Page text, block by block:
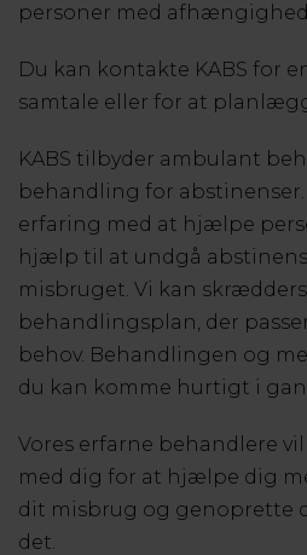
personer med
Du kan kontakte KABS for
samtale eller for at
KABS tilbyder ambulant
behandling for
erfaring med at hjælpe
hjælp til at undgå
misbruget. Vi kan
behandlingsplan, der
behov. Behandlingen og
du kan komme hurtigt i
Vores erfarne behandlere
med dig for at hjælpe dig
dit misbrug og genoprette
det.